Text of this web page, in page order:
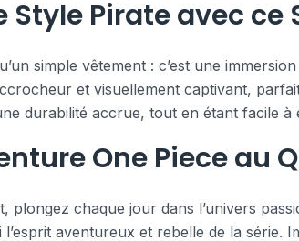
Style Pirate avec ce
simple vêtement : c’est une
et visuellement captivant,
durabilité accrue, tout en étant facile à
One Piece au
plongez chaque jour dans l’univers
l’esprit aventureux et rebelle de la série.